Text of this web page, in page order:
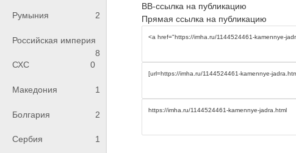
Румыния 2
Российская империя
8
СХС
0
Македония 1
Болгария 2
Сербия 1
BB-ссылка на публикацию
Прямая ссылка на публикацию